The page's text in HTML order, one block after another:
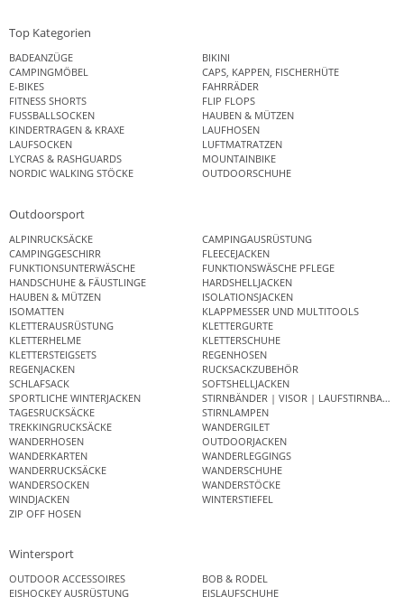
Top Kategorien
BADEANZÜGE
BIKINI
CAMPINGMÖBEL
CAPS, KAPPEN, FISCHERHÜTE
E-BIKES
FAHRRÄDER
FITNESS SHORTS
FLIP FLOPS
FUSSBALLSOCKEN
HAUBEN & MÜTZEN
KINDERTRAGEN & KRAXE
LAUFHOSEN
LAUFSOCKEN
LUFTMATRATZEN
LYCRAS & RASHGUARDS
MOUNTAINBIKE
NORDIC WALKING STÖCKE
OUTDOORSCHUHE
Outdoorsport
ALPINRUCKSÄCKE
CAMPINGAUSRÜSTUNG
CAMPINGGESCHIRR
FLEECEJACKEN
FUNKTIONSUNTERWÄSCHE
FUNKTIONSWÄSCHE PFLEGE
HANDSCHUHE & FÄUSTLINGE
HARDSHELLJACKEN
HAUBEN & MÜTZEN
ISOLATIONSJACKEN
ISOMATTEN
KLAPPMESSER UND MULTITOOLS
KLETTERAUSRÜSTUNG
KLETTERGURTE
KLETTERHELME
KLETTERSCHUHE
KLETTERSTEIGSETS
REGENHOSEN
REGENJACKEN
RUCKSACKZUBEHÖR
SCHLAFSACK
SOFTSHELLJACKEN
SPORTLICHE WINTERJACKEN
STIRNBÄNDER | VISOR | LAUFSTIRNBAND
TAGESRUCKSÄCKE
STIRNLAMPEN
TREKKINGRUCKSÄCKE
WANDERGILET
WANDERHOSEN
OUTDOORJACKEN
WANDERKARTEN
WANDERLEGGINGS
WANDERRUCKSÄCKE
WANDERSCHUHE
WANDERSOCKEN
WANDERSTÖCKE
WINDJACKEN
WINTERSTIEFEL
ZIP OFF HOSEN
Wintersport
OUTDOOR ACCESSOIRES
BOB & RODEL
EISHOCKEY AUSRÜSTUNG
EISLAUFSCHUHE